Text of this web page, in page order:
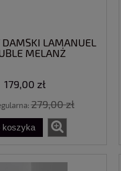
DAMSKI LAMANUEL
MELANŻ
179,00 zł
279,00 zł
koszyka